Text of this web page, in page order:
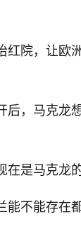
院，让欧
，马克龙
是马克龙的
不能存在